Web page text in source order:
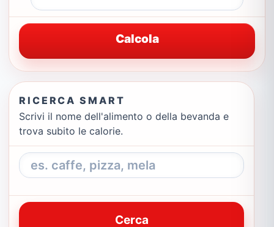
Calcola
RICERCA SMART
Scrivi il nome dell'alimento o della bevanda e
trova subito le calorie.
Cerca